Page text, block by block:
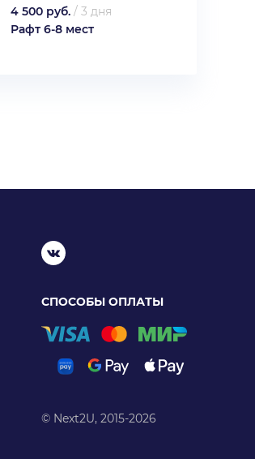
4 500 руб. / 3 дня
Рафт 6-8 мест
СПОСОБЫ ОПЛАТЫ
© Next2U, 2015-2026